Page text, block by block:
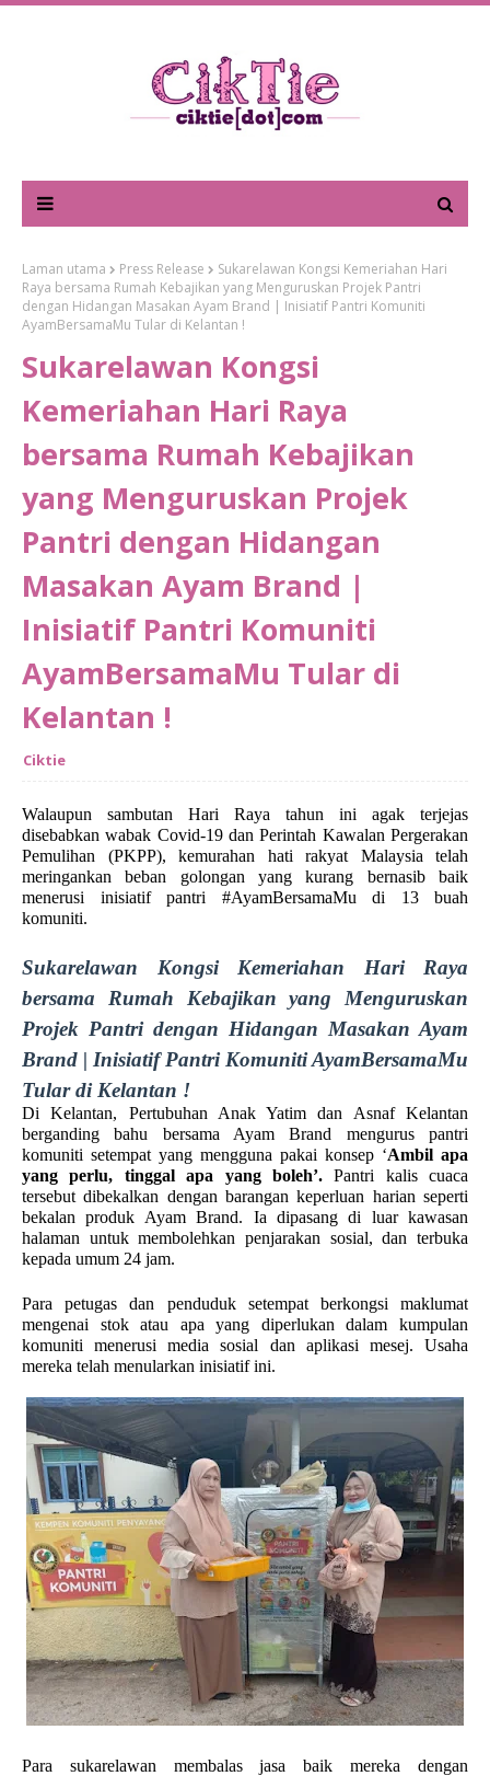
Laman utama Press Release
Sukarelawan Kongsi Kemeriahan Hari
Raya bersama Rumah Kebajikan yang Menguruskan Projek Pantri
dengan Hidangan Masakan Ayam Brand | Inisiatif Pantri Komuniti
AyamBersamaMu Tular di Kelantan !
Sukarelawan Kongsi
Kemeriahan Hari Raya
bersama Rumah Kebajikan
yang Menguruskan Projek
Pantri dengan Hidangan
Masakan Ayam Brand |
Inisiatif Pantri Komuniti
AyamBersamaMu Tular di
Kelantan !
Ciktie
Walaupun sambutan Hari Raya tahun ini agak terjejas
disebabkan wabak Covid-19 dan Perintah Kawalan Pergerakan
Pemulihan (PKPP), kemurahan hati rakyat Malaysia telah
meringankan beban golongan yang kurang bernasib baik
menerusi inisiatif pantri #AyamBersamaMu di 13 buah
komuniti.
Sukarelawan Kongsi Kemeriahan Hari Raya
bersama Rumah Kebajikan yang Menguruskan
Projek Pantri dengan Hidangan Masakan Ayam
Brand | Inisiatif Pantri Komuniti AyamBersamaMu
Tular di Kelantan !
Di Kelantan, Pertubuhan Anak Yatim dan Asnaf Kelantan
berganding bahu bersama Ayam Brand mengurus pantri
komuniti setempat yang mengguna pakai konsep ‘Ambil apa
yang perlu, tinggal apa yang boleh’. Pantri kalis cuaca
tersebut dibekalkan dengan barangan keperluan harian seperti
bekalan produk Ayam Brand. Ia dipasang di luar kawasan
halaman untuk membolehkan penjarakan sosial, dan terbuka
kepada umum 24 jam.
Para petugas dan penduduk setempat berkongsi maklumat
mengenai stok atau apa yang diperlukan dalam kumpulan
komuniti menerusi media sosial dan aplikasi mesej. Usaha
mereka telah menularkan inisiatif ini.
Para sukarelawan membalas jasa baik mereka dengan